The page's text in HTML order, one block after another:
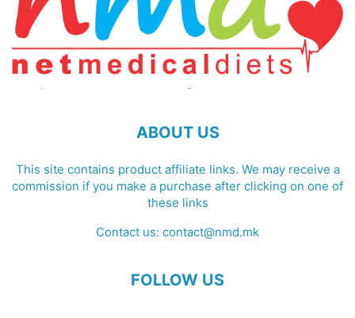
ABOUT US
This site contains product affiliate links. We may receive a
commission if you make a purchase after clicking on one of
these links
Contact us: contact@nmd.mk
FOLLOW US